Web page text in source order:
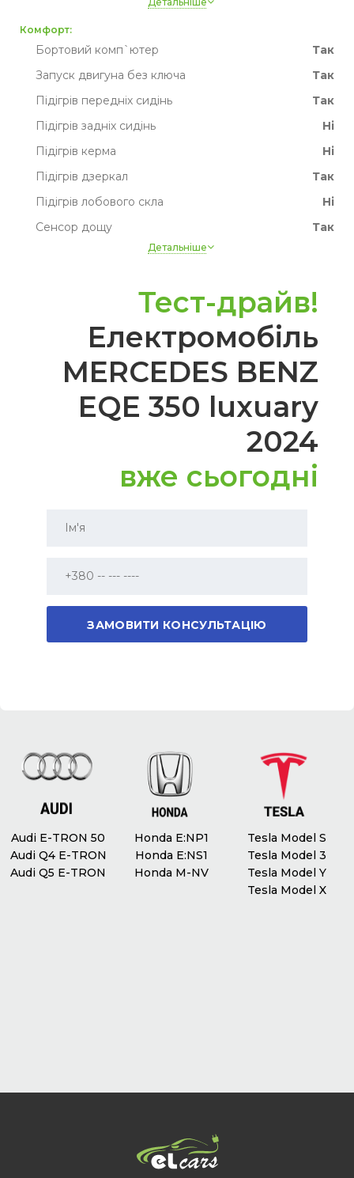
Запасне колесо
Привід
Комфорт:
Бортовий комп`ютер
Так
Запуск двигуна без ключа
Так
Підігрів передніх сидінь
Так
Підігрів задніх сидінь
Ні
Підігрів керма
Ні
Підігрів дзеркал
Так
Підігрів лобового скла
Ні
Сенсор дощу
Так
Так
Джерело ближнього світла
Джерело далекого світла
LED
Електропривод сидінь
Так
Так
Так
Електродзеркала
Автосвітло
Бездротове заряджання телефону
Електропривод дверей багажника
Оздоблення сидінь
Детальніше
Тест-драйв!
Електромобіль
MERCEDES BENZ
EQE 350 luxuary
2024
вже сьогодні
Audi E-TRON 50
Audi Q4 E-TRON
Audi Q5 E-TRON
Honda E:NP1
Honda E:NS1
Honda M-NV
Tesla Model S
Tesla Model 3
Tesla Model Y
Tesla Model X